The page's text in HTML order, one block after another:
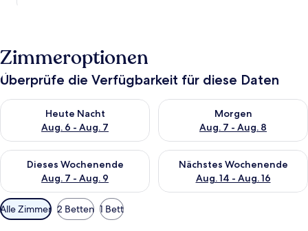
Zimmeroptionen
Überprüfe die Verfügbarkeit für diese Daten
Heute Nacht
Aug. 6 - Aug. 7
Überprüfe die Verfügbarkeit für heute Nacht, Aug. 6 - Aug. 7.
Morgen
Aug. 7 - Aug. 8
Überprüfe die Verfügbarkeit
Dieses Wochenende
Aug. 7 - Aug. 9
Überprüfe die Verfügbarkeit für dieses Wochenende, Aug. 7
Nächstes Wochenende
Aug. 14 - Aug. 16
Überprüfe die Verfügbarkeit
Verfügbare
Filter
Alle Zimmer 2 Betten 1 Bett